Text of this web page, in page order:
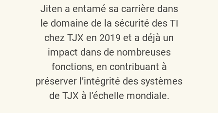
Jiten a entamé sa carrière dans
le domaine de la sécurité des TI
chez TJX en 2019 et a déjà un
impact dans de nombreuses
fonctions, en contribuant à
préserver l’intégrité des systèmes
de TJX à l’échelle mondiale.